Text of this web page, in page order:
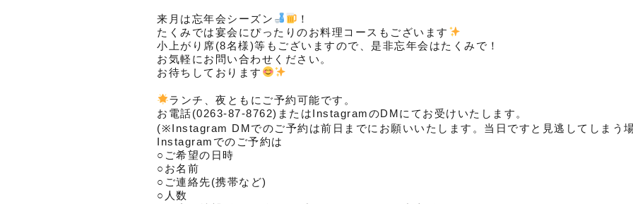
来月は忘年会シーズン
！
たくみでは宴会にぴったりのお料理コースもございます
小上がり席(8名様)等もございますので、是非忘年会はたくみで！
お気軽にお問い合わせください。
お待ちしております
ランチ、夜ともにご予約可能です。
お電話(0263-87-8762)またはInstagramのDMにてお受けいたします。
(※Instagram DMでのご予約は前日までにお願いいたします。当日ですと見逃してしまう
Instagramでのご予約は
○ご希望の日時
○お名前
○ご連絡先(携帯など)
○人数